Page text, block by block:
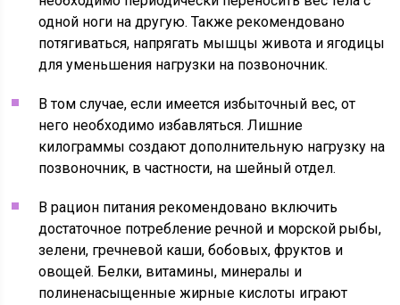
одной ноги на другую. Также рекомендовано
потягиваться, напрягать мышцы живота и ягодицы
для уменьшения нагрузки на позвоночник.
В том случае, если имеется избыточный вес, от
него необходимо избавляться. Лишние
килограммы создают дополнительную нагрузку на
позвоночник, в частности, на шейный отдел.
В рацион питания рекомендовано включить
достаточное потребление речной и морской рыбы,
зелени, гречневой каши, бобовых, фруктов и
овощей. Белки, витамины, минералы и
полиненасыщенные жирные кислоты играют